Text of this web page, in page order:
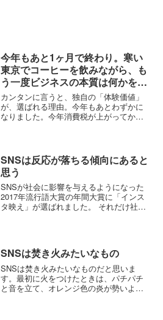
今年もあと1ヶ月で終わり。寒い
東京でコーヒーを飲みながら、も
う一度ビジネスの本質は何かを考
えてみた。
カンタンに言うと、独自の「体験価値」
が、選ばれる理由。今年もあとわずかに
なりました。今年消費税が上がってか
い。お客さまは安いものを欲...
SNSは反応が落ちる傾向にあると
思う
SNSが社会に影響を与えるようになった
2017年流行語大賞の年間大賞に「インス
タ映え」が選ばれました。 それだけ社会
いるわけです。 ...
SNSは焚き火みたいなもの
SNSは焚き火みたいなものだと思いま
す。最初に火をつけたときは、パチパチ
と音を立て、オレンジ色の炎が勢いよく